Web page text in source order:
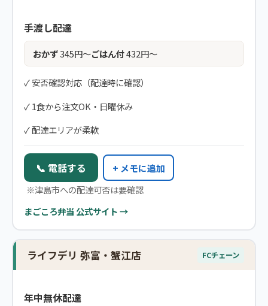
手渡し配達
おかず345円〜ごはん付432円〜
✓ 安否確認対応（配達時に確認）
✓ 1食から注文OK・日曜休み
✓ 配達エリアが柔軟
📞 電話する
+ メモに追加
※津島市への配達可否は要確認
まごころ弁当 公式サイト →
ライフデリ 弥富・蟹江店 FCチェーン
年中無休配達